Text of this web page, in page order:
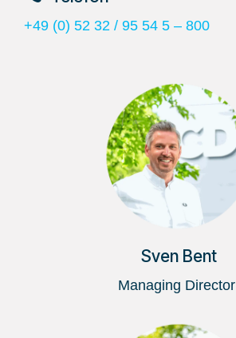
+49 (0) 52 32 / 95 54 5 – 800
Sven Bent
Managing Director